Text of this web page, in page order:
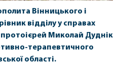
Вінницького і
відділу у справах
протоієрей Миколай Дуднік
терапевтичного
області.